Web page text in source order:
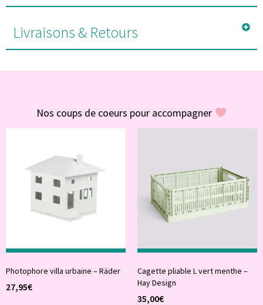
Livraisons & Retours
Nos coups de coeurs pour accompagner
Photophore villa urbaine – Räder
27,95€
Cagette pliable L vert menthe –
Hay Design
35,00€